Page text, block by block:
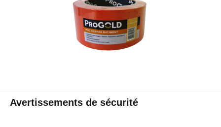
Avertissements de sécurité